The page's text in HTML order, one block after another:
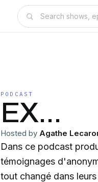
PODCAST
EX...
Hosted by Agathe
Dans ce podcast
témoignages
tout changé dans